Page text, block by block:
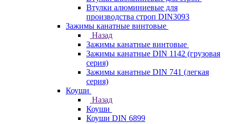
Втулки алюминиевые для
производства строп DIN3093
Зажимы канатные винтовые
Назад
Зажимы канатные винтовые
Зажимы канатные DIN 1142 (грузовая
серия)
Зажимы канатные DIN 741 (легкая
серия)
Коуши
Назад
Коуши
Коуши DIN 6899